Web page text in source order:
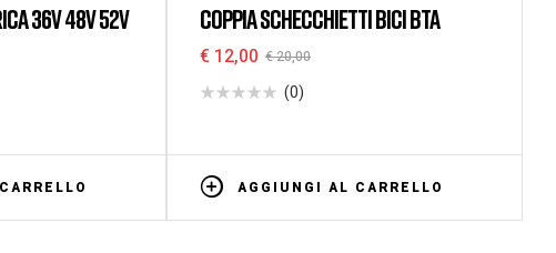
36V 48V 52V
COPPIA SCHECCHIETTI BICI BTA
€20,00
€ 12,00
(0)
AGGIUNGI AL CARRELLO